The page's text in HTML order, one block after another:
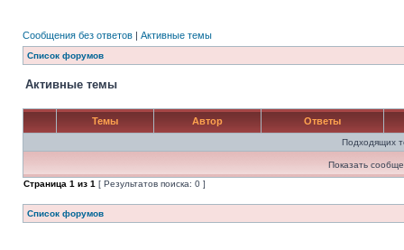
Сообщения без ответов | Активные темы
Список форумов
Активные темы
Темы Автор Ответы
Подходящих
Показать
Страница 1 из 1 [ Результатов поиска: 0 ]
Список форумов